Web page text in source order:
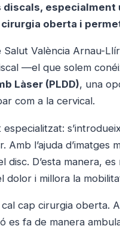
oberta i
València Arnau-
—el que solem
Làser (PLDD), una
com a la cervical.
Amb l’ajuda
disc. D’esta manera,
dolor i millora la
cap cirurgia oberta.
es fa de manera